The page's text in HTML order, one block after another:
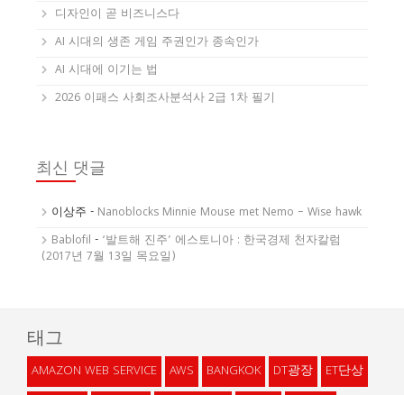
디자인이 곧 비즈니스다
AI 시대의 생존 게임 주권인가 종속인가
AI 시대에 이기는 법
2026 이패스 사회조사분석사 2급 1차 필기
최신 댓글
이상주 - Nanoblocks Minnie Mouse met Nemo – Wise hawk
Bablofil - ‘발트해 진주’ 에스토니아 : 한국경제 천자칼럼
(2017년 7월 13일 목요일)
태그
AMAZON WEB SERVICE AWS BANGKOK DT광장
ET단상